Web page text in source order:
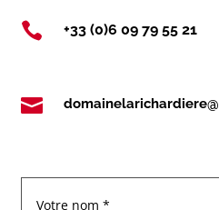
 +33 (0)6 09 79 55 21
